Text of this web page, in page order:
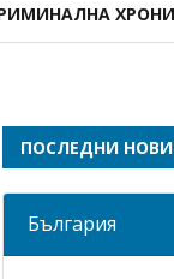
ПОСЛЕДНИ
България